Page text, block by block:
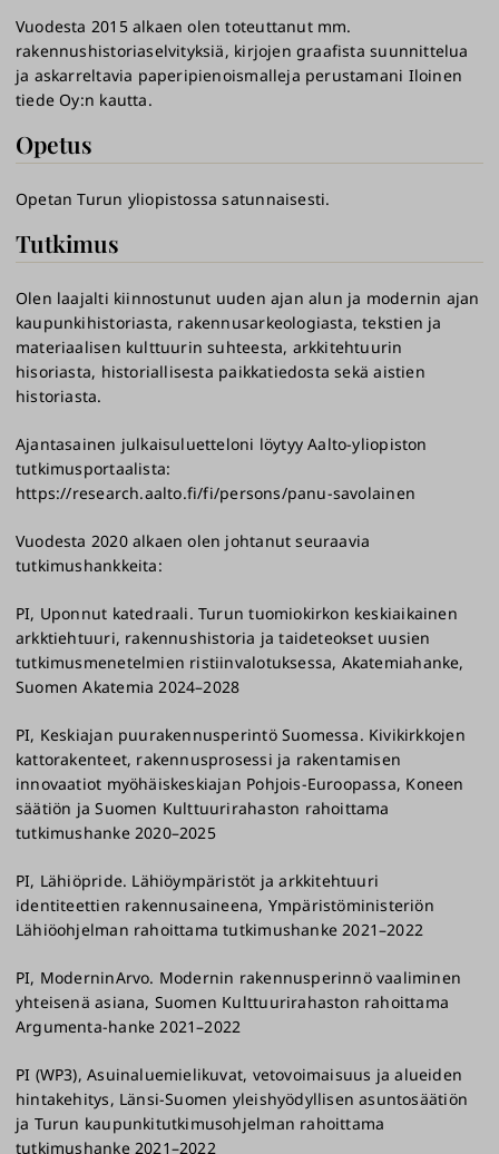
Vuodesta 2015 alkaen olen toteuttanut mm.
rakennushistoriaselvityksiä, kirjojen graafista suunnittelua
ja askarreltavia paperipienoismalleja perustamani Iloinen
tiede Oy:n kautta.
Opetus
Opetan Turun yliopistossa satunnaisesti.
Tutkimus
Olen laajalti kiinnostunut uuden ajan alun ja modernin ajan
kaupunkihistoriasta, rakennusarkeologiasta, tekstien ja
materiaalisen kulttuurin suhteesta, arkkitehtuurin
hisoriasta, historiallisesta paikkatiedosta sekä aistien
historiasta.
Ajantasainen julkaisuluetteloni löytyy Aalto-yliopiston
tutkimusportaalista:
https://research.aalto.fi/fi/persons/panu-savolainen
Vuodesta 2020 alkaen olen johtanut seuraavia
tutkimushankkeita:
PI, Uponnut katedraali. Turun tuomiokirkon keskiaikainen
arkktiehtuuri, rakennushistoria ja taideteokset uusien
tutkimusmenetelmien ristiinvalotuksessa, Akatemiahanke,
Suomen Akatemia 2024–2028
PI, Keskiajan puurakennusperintö Suomessa. Kivikirkkojen
kattorakenteet, rakennusprosessi ja rakentamisen
innovaatiot myöhäiskeskiajan Pohjois-Euroopassa, Koneen
säätiön ja Suomen Kulttuurirahaston rahoittama
tutkimushanke 2020–2025
PI, Lähiöpride. Lähiöympäristöt ja arkkitehtuuri
identiteettien rakennusaineena, Ympäristöministeriön
Lähiöohjelman rahoittama tutkimushanke 2021–2022
PI, ModerninArvo. Modernin rakennusperinnö vaaliminen
yhteisenä asiana, Suomen Kulttuurirahaston rahoittama
Argumenta-hanke 2021–2022
PI (WP3), Asuinaluemielikuvat, vetovoimaisuus ja alueiden
hintakehitys, Länsi-Suomen yleishyödyllisen asuntosäätiön
ja Turun kaupunkitutkimusohjelman rahoittama
tutkimushanke 2021–2022